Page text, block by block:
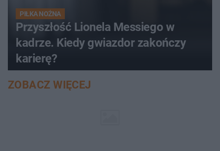
PIŁKA NOŻNA
Przyszłość Lionela Messiego w
kadrze. Kiedy gwiazdor zakończy
karierę?
ZOBACZ WIĘCEJ